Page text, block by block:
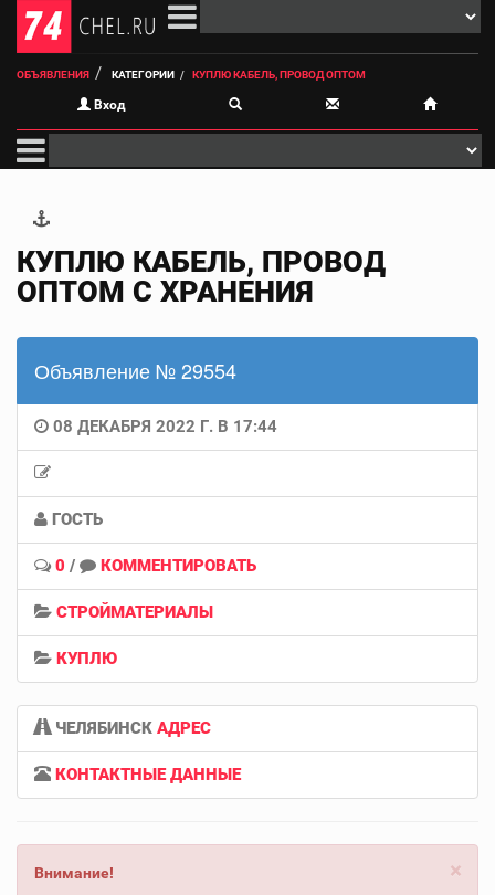
ОБЪЯВЛЕНИЯ КАТЕГОРИИ КУПЛЮ КАБЕЛЬ, ПРОВОД ОПТОМ
Вход
КУПЛЮ КАБЕЛЬ, ПРОВОД
ОПТОМ С ХРАНЕНИЯ
Объявление № 29554
08 ДЕКАБРЯ 2022 Г. В 17:44
ГОСТЬ
0 / КОММЕНТИРОВАТЬ
СТРОЙМАТЕРИАЛЫ
КУПЛЮ
ЧЕЛЯБИНСК АДРЕС
КОНТАКТНЫЕ ДАННЫЕ
×
Внимание!